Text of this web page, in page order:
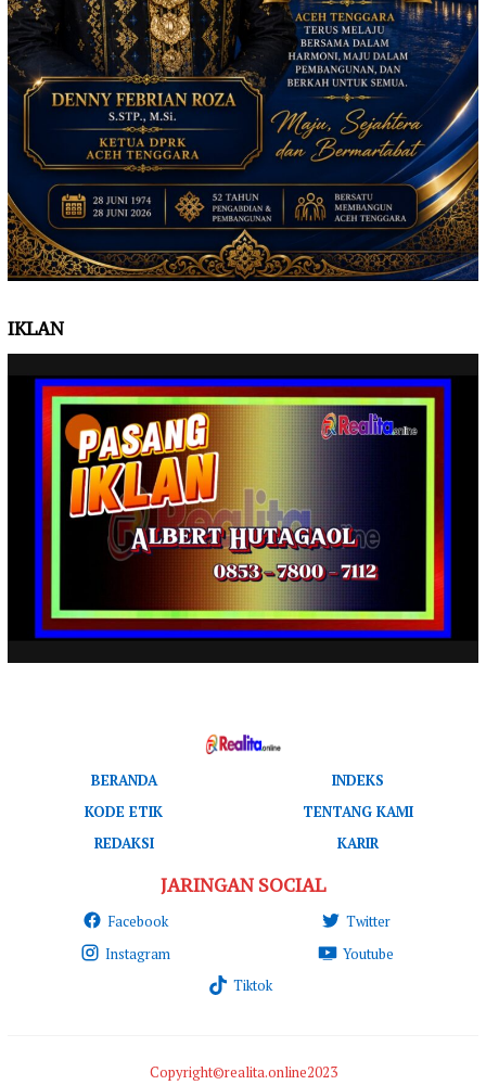
IKLAN
BERANDA
INDEKS
KODE ETIK
TENTANG KAMI
REDAKSI
KARIR
JARINGAN SOCIAL
Facebook
Twitter
Instagram
Youtube
Tiktok
Copyright©realita.online2023